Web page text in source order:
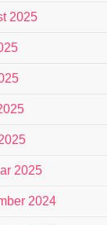
2025
2025
2024